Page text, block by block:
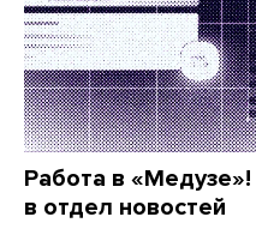
Работа в
в отдел новостей